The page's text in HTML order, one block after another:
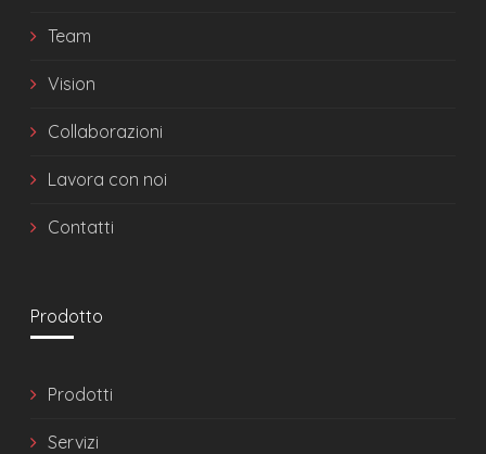
Team
Vision
Collaborazioni
Lavora con noi
Contatti
Prodotto
Prodotti
Servizi